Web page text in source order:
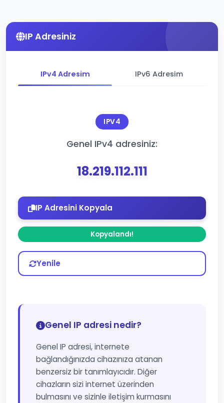
IP Adresiniz
IPv4 Adresim IPv6 Adresim
IPV4
Genel IPv4 adresiniz:
18.219.112.111
IP Adresini Kopyala
Kopyalandı!
Yenile
Genel IP adresi nedir?
Genel IP adresi, internete
bağlandığınızda cihazınıza atanan
benzersiz bir tanımlayıcıdır. Diğer
cihazların sizi internet üzerinden
bulmasını ve sizinle iletişim kurmasını